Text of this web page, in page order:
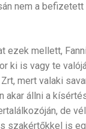
nem a
ezek mellett,
ki is vagy te
mert valaki
állni a
de
szakértőkkel is